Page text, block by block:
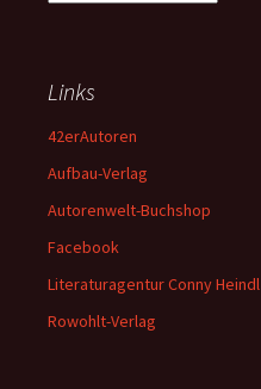
Links
42erAutoren
Aufbau-Verlag
Autorenwelt-Buchshop
Facebook
Literaturagentur Conny Heindl
Rowohlt-Verlag